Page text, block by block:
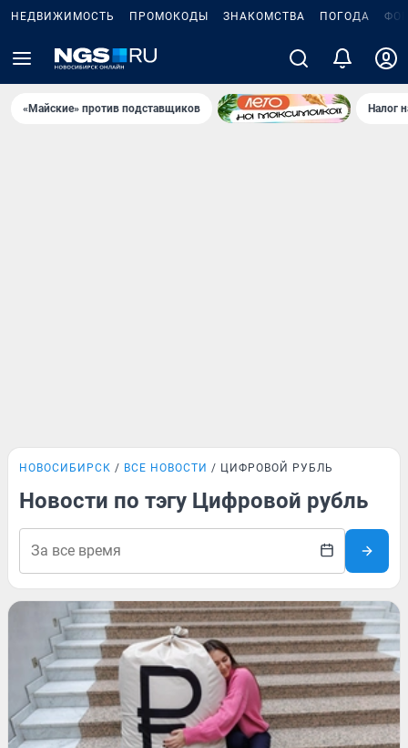
НЕДВИЖИМОСТЬ ПРОМОКОДЫ ЗНАКОМСТВА ПОГОДА
«Майские» против подставщиков Налог
НОВОСИБИРСК ВСЕ НОВОСТИ ЦИФРОВОЙ РУБЛЬ
Новости по тэгу Цифровой рубль